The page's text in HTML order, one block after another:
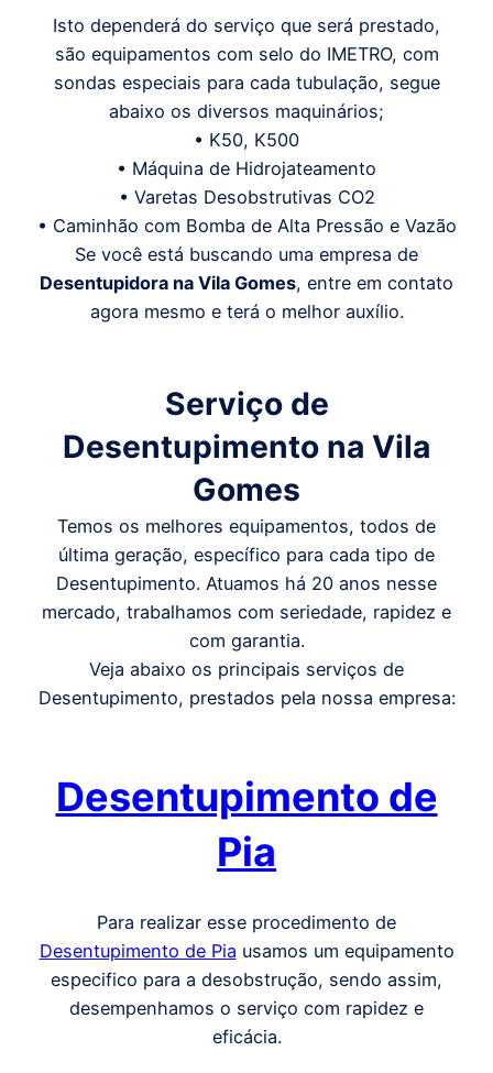
Isto dependerá do serviço que será prestado,
são equipamentos com selo do IMETRO, com
sondas especiais para cada tubulação, segue
abaixo os diversos maquinários;
• K50, K500
• Máquina de Hidrojateamento
• Varetas Desobstrutivas CO2
• Caminhão com Bomba de Alta Pressão e Vazão
Se você está buscando uma empresa de
Desentupidora na Vila Gomes, entre em contato
agora mesmo e terá o melhor auxílio.
Serviço de
Desentupimento na Vila
Gomes
Temos os melhores equipamentos, todos de
última geração, específico para cada tipo de
Desentupimento. Atuamos há 20 anos nesse
mercado, trabalhamos com seriedade, rapidez e
com garantia.
Veja abaixo os principais serviços de
Desentupimento, prestados pela nossa empresa:
Desentupimento de
Pia
Para realizar esse procedimento de
Desentupimento de Pia usamos um equipamento
especifico para a desobstrução, sendo assim,
desempenhamos o serviço com rapidez e
eficácia.